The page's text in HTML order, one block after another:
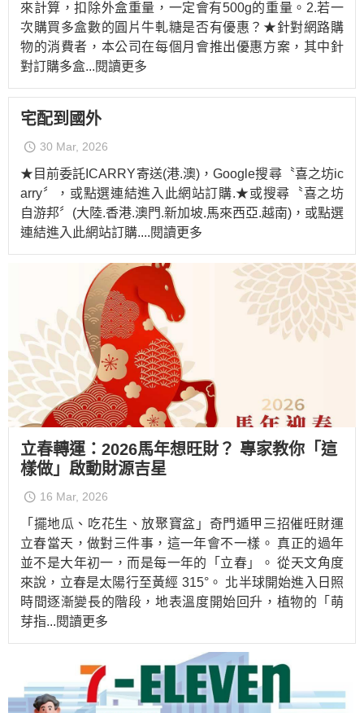
來計算，扣除外盒重量，一定會有500g的重量。2.若一
次購買多盒數的圓片牛軋糖是否有優惠？★針對網路購
物的消費者，本公司在每個月會推出優惠方案，其中針
對訂購多盒...閱讀更多
宅配到國外
30 Mar, 2026
★目前委託ICARRY寄送(港.澳)，Google搜尋〝喜之坊ic
arry〞，或點選連結進入此網站訂購.★或搜尋〝喜之坊
自游邦〞(大陸.香港.澳門.新加坡.馬來西亞.越南)，或點選
連結進入此網站訂購....閱讀更多
立春轉運：2026馬年想旺財？ 專家教你「這
樣做」啟動財源吉星
16 Mar, 2026
「擺地瓜、吃花生、放聚寶盆」奇門遁甲三招催旺財運
立春當天，做對三件事，這一年會不一樣。 真正的過年
並不是大年初一，而是每一年的「立春」。 從天文角度
來說，立春是太陽行至黃經 315°。 北半球開始進入日照
時間逐漸變長的階段，地表溫度開始回升，植物的「萌
芽指...閱讀更多